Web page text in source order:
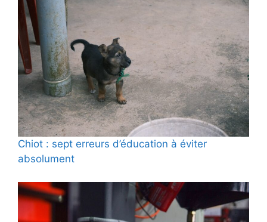
Chiot : sept erreurs d’éducation à éviter
absolument